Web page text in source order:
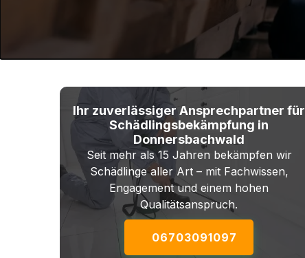
Ihr zuverlässiger Ansprechpartner für
Schädlingsbekämpfung in
Donnersbachwald
Seit mehr als 15 Jahren bekämpfen wir
Schädlinge aller Art – mit Fachwissen,
Engagement und einem hohen
Qualitätsanspruch.
06703091097